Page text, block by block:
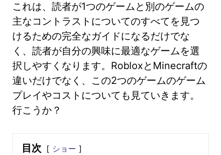
これは、読者が1つのゲームと別のゲームの
主なコントラストについてのすべてを見つ
けるための完全なガイドになるだけでな
く、読者が自分の興味に最適なゲームを選
択しやすくなります。RobloxとMinecraftの
違いだけでなく、この2つのゲームのゲーム
プレイやコストについても見ていきます。
行こうか？
目次 ショー